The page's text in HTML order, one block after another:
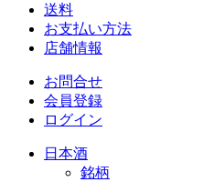
送料
お支払い方法
店舗情報
お問合せ
会員登録
ログイン
日本酒
銘柄